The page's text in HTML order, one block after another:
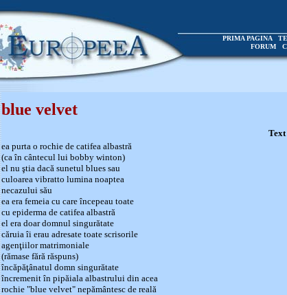
PRIMA PAGINA
FORUM
blue velvet
Text
ea purta o rochie de catifea albastră
(ca în cântecul lui bobby winton)
el nu ştia dacă sunetul blues sau
culoarea vibratto lumina noaptea
necazului său
ea era femeia cu care începeau toate
cu epiderma de catifea albastră
el era doar domnul singurătate
căruia îi erau adresate toate scrisorile
agenţiilor matrimoniale
(rămase fără răspuns)
încăpăţânatul domn singurătate
încremenit în pipăiala albastrului din acea
rochie "blue velvet" nepământesc de reală